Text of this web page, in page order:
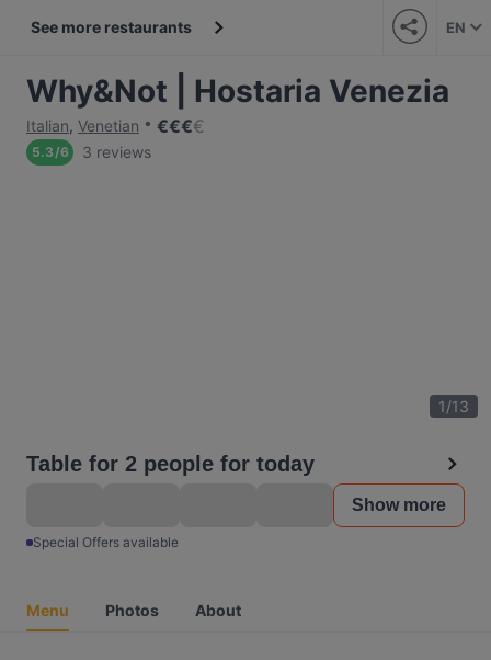
See more restaurants EN
Why&Not | Hostaria Venezia
Italian, Venetian €€€€
5.3/6 3 reviews
1/13
Table for 2 people for today
Show more
Special Offers available
Menu Photos About